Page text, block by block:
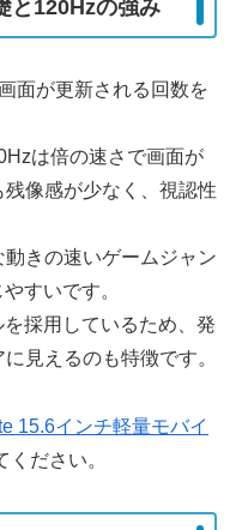
と120Hzの強み
面が更新される回数を
は倍の速さで画面が
像感が少なく、視認性
きの速いゲームジャン
すいです。
採用しているため、発
見えるのも特徴です。
15.6インチ軽量モバイ
ください。